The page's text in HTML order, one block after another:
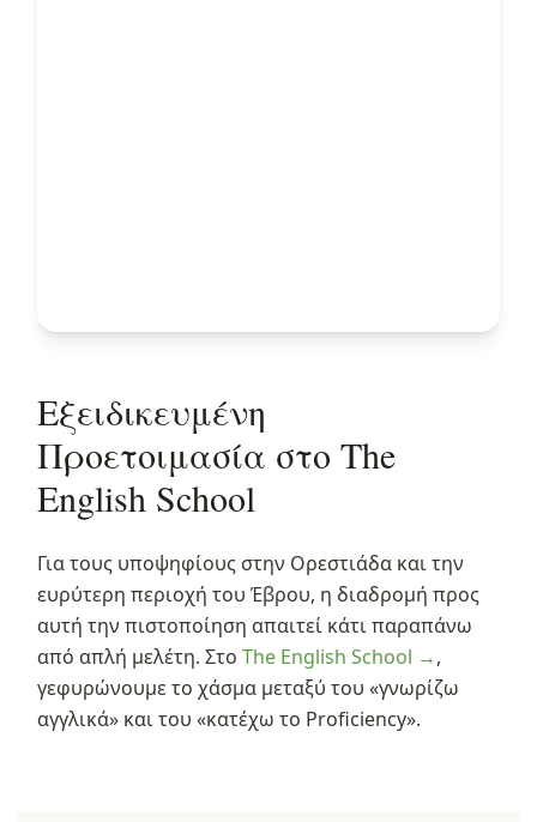
Εξειδικευμένη
Προετοιμασία στο The
English School
Για τους υποψηφίους στην Ορεστιάδα και την
ευρύτερη περιοχή του Έβρου, η διαδρομή προς
αυτή την πιστοποίηση απαιτεί κάτι παραπάνω
από απλή μελέτη. Στο The English School →,
γεφυρώνουμε το χάσμα μεταξύ του «γνωρίζω
αγγλικά» και του «κατέχω το Proficiency».